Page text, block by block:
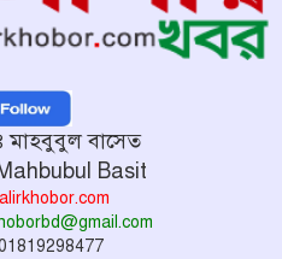
মাহবুবুল বাসেত
Basit